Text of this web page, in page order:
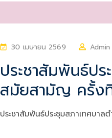
P
S
T
E
D
30 เมษายน 2569 Admin
ประชาสัมพันธ์ป
สมัยสามัญ ครั้ง
ประชาสัมพันธ์ประชุมสภาเทศบา